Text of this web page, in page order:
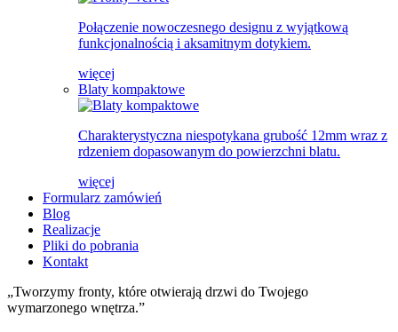
Połączenie nowoczesnego designu z wyjątkową
funkcjonalnością i aksamitnym dotykiem.
więcej
Blaty kompaktowe
Charakterystyczna niespotykana grubość 12mm wraz z
rdzeniem dopasowanym do powierzchni blatu.
więcej
Formularz zamówień
Blog
Realizacje
Pliki do pobrania
Kontakt
„Tworzymy fronty, które otwierają drzwi do Twojego
wymarzonego wnętrza.”